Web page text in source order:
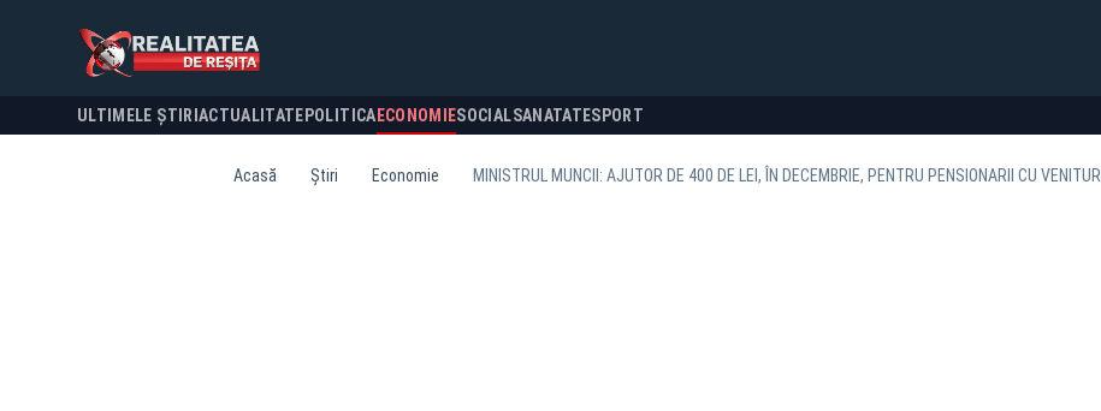
ULTIMELE ȘTIRI ACTUALITATE POLITICA ECONOMIESOCIALSANATATESPORT
Acasă Știri Economie MINISTRUL MUNCII: AJUTOR DE 400 DE LEI, ÎN DECEMBRIE, PENTRU PENSIONARII CU